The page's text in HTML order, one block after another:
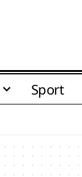
Sport